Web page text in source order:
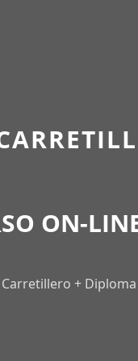
ON-
+ Diploma